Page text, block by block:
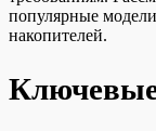
популярные
накопителей.